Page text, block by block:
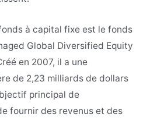
à capital fixe est le fonds
Global Diversified Equity
en 2007, il a une
de 2,23 milliards de dollars
principal de
fournir des revenus et des